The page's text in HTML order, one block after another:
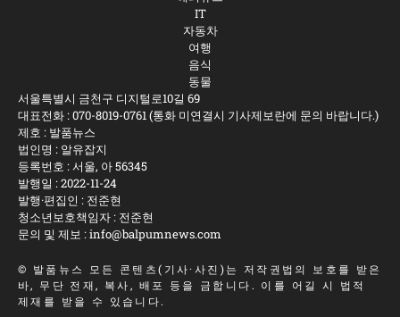
IT
자동차
여행
음식
동물
서울특별시 금천구 디지털로10길 69
대표전화 :070-8019-0761(통화 미연결시 기사제보란에 문의 바랍니다.)
제호 : 발품뉴스
법인명 : 알유잡지
등록번호 : 서울, 아 56345
발행일 : 2022-11-24
발행·편집인 : 전준현
청소년보호책임자 : 전준현
문의 및 제보 :info@balpumnews.com
© 발품뉴스
모든 콘텐츠(기사·사진)는 저작권법의 보호를 받은
바, 무단 전재, 복사, 배포 등을 금합니다. 이를 어길 시 법적
제재를 받을 수 있습니다.